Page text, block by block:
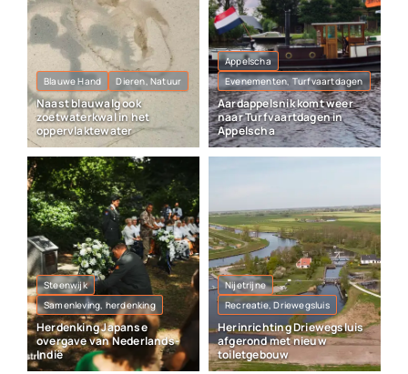
Blauwe Hand Dieren, Natuur
Naast blauwalg ook
zoetwaterkwal in het
oppervlaktewater
Appelscha
Evenementen, Turfvaartdagen
Aardappelsnik komt weer
naar Turfvaartdagen in
Appelscha
Steenwijk
Samenleving, herdenking
Herdenking Japanse
overgave van Nederlands-
Indië
Nijetrijne
Recreatie, Driewegsluis
Herinrichting Driewegsluis
afgerond met nieuw
toiletgebouw